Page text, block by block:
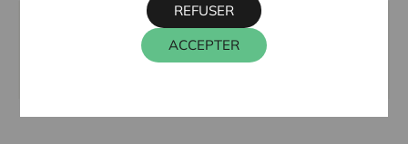
WIM INGELS
016 27 96 46
ACCEPTER
REFUSER